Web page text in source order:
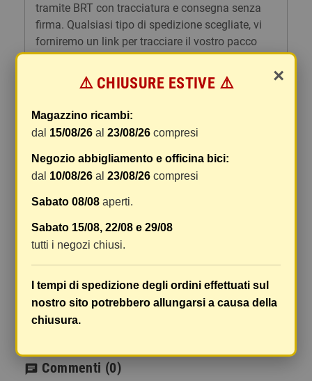
tramite BRT con tracciatura e consegna senza
firma. Qualsiasi tipo di spedizione scegliate, vi
forniremo un link per tracciare il vostro pacco
online.
Le spese di spedizione comprendono gli oneri di
di gestione sono fissi, mentre i costi di trasporto
variano a seconda del peso totale della
vostri articoli in un unico ordine. Non ci è
possibile raggruppare due ordini distinti
effettuati separatamente, pertanto le spese di
essi. Il vostro pacco sarà inviato a vostro rischio,
ma viene prestata un'attenzione particolare in
caso di oggetti fragili.
Le scatole hanno dimensioni adeguatamente
ampie e i vostri articoli son ben protetti.
chat Commenti (0)
×
⚠️ CHIUSURE ESTIVE ⚠️
Magazzino ricambi:
dal 15/08/26 al23/08/26 compresi
Negozio abbigliamento e officina bici:
dal 10/08/26 al23/08/26 compresi
Sabato 08/08 aperti.
Sabato 15/08, 22/08 e 29/08
tutti i negozi chiusi.
I tempi di spedizione degli ordini effettuati sul
nostro sito potrebbero allungarsi a causa della
chiusura.